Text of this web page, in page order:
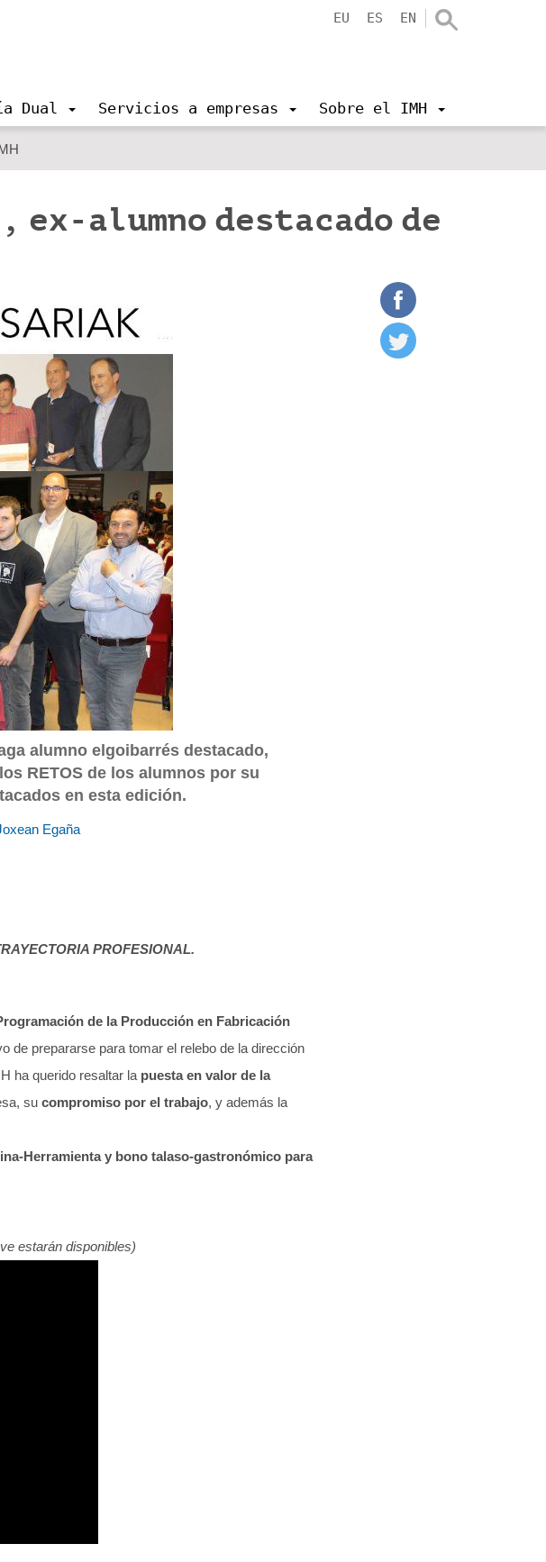
EU ES EN
Dual Servicios a empresas Sobre el IMH
alumno destacado de
alumno elgoibarrés destacado,
RETOS de los alumnos por su
en esta edición.
Egaña
PROFESIONAL.
de la Producción en Fabricación
de prepararse para tomar el relebo de la dirección
ha querido resaltar la puesta en valor de la
su compromiso por el trabajo, y además la
Herramienta y bono talaso-gastronómico para
estarán disponibles)